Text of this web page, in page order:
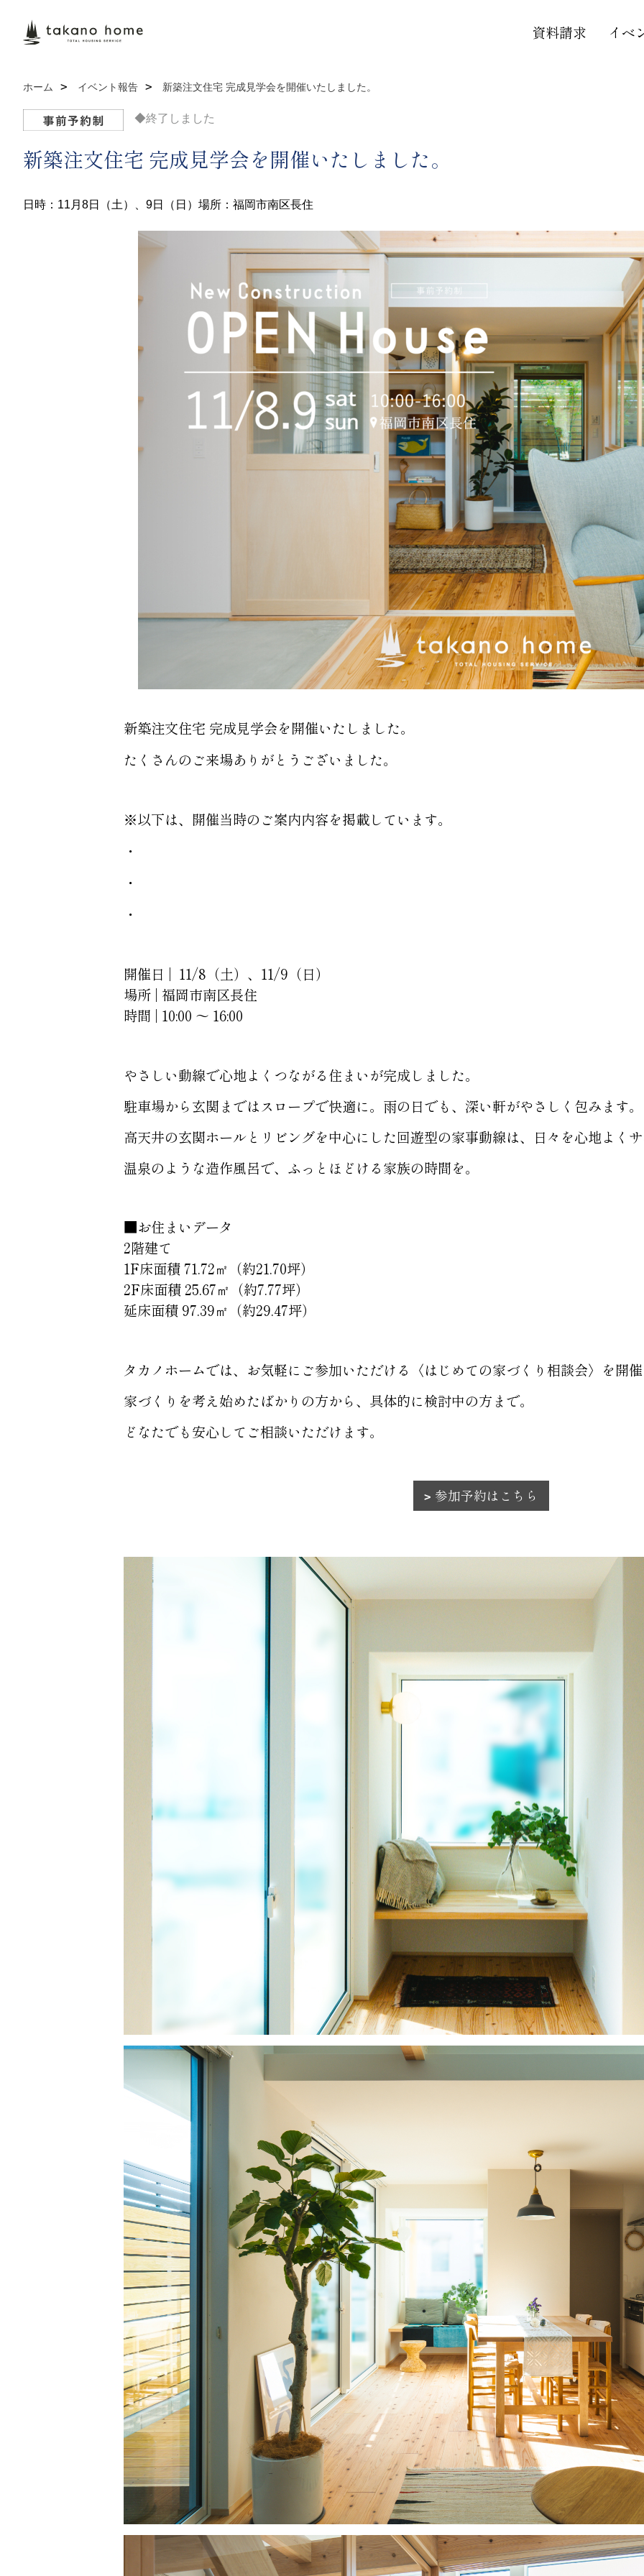
資料請求 イベ
ホーム イベント報告 新築注文住宅 完成見学会を開催いたしました。
◆終了しました
新築注文住宅 完成見学会を開催いたしました。
日時：11月8日（土）、9日（日） 場所：福岡市南区長住
新築注文住宅 完成見学会を開催いたしました。
たくさんのご来場ありがとうございました。
※以下は、開催当時のご案内内容を掲載しています。
・
・
・
開催日 | 11/8（土）、11/9（日）
場所 | 福岡市南区長住
時間 | 10:00 ～ 16:00
やさしい動線で心地よくつながる住まいが完成しました。
駐車場から玄関まではスロープで快適に。雨の日でも、深い軒がやさしく包みます。
高天井の玄関ホールとリビングを中心にした回遊型の家事動線は、日々を心地よく
温泉のような造作風呂で、ふっとほどける家族の時間を。
■お住まいデータ
2階建て
1F床面積 71.72㎡（約21.70坪）
2F床面積 25.67㎡（約7.77坪）
延床面積 97.39㎡（約29.47坪）
タカノホームでは、お気軽にご参加いただける〈はじめての家づくり相談会〉を開
家づくりを考え始めたばかりの方から、具体的に検討中の方まで。
どなたでも安心してご相談いただけます。
参加予約はこちら